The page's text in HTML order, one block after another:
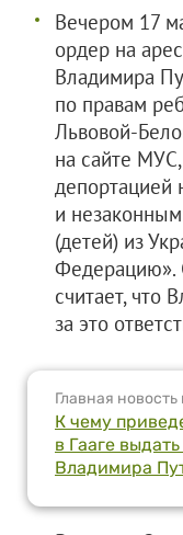
Вечером 17
ордер на
Владимира
по правам
Львовой-
на сайте
депортацией
и
(детей) из
Федерацию».
считает, что
за это
Главная новость
К чему
в Гааге
Владимира